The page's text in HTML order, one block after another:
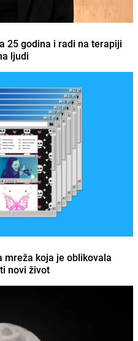
25 godina i radi na terapiji
ljudi
mreža koja je oblikovala
novi život